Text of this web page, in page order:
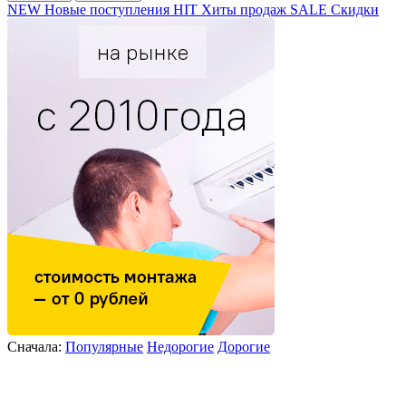
NEW Новые поступления HIT Хиты продаж SALE Скидки
Сначала: Популярные Недорогие Дорогие